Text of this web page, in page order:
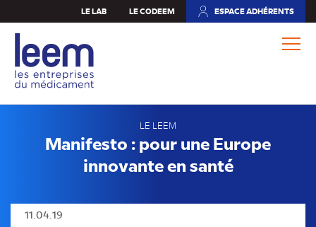
au
contenu
principal
LE LAB LE CODEEM ESPACE ADHÉRENTS
(NOUVEL
LE LEEM
Manifesto : pour une Europe
innovante en santé
11.04.19